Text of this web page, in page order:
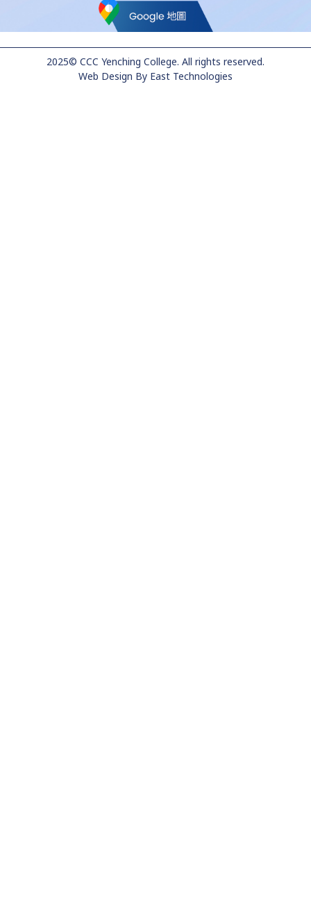
2025© CCC Yenching College. All rights reserved.
Web Design By East Technologies